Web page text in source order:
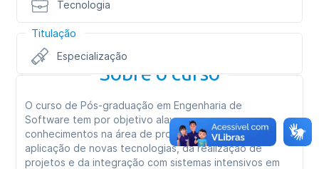
Tecnologia
Titulação
Especialização
Sobre o curso
O curso de Pós-graduação em Engenharia de
Software tem por objetivo alavancar os
conhecimentos na área de programação, a partir da
aplicação de novas tecnologias, da realização de
projetos e da integração com sistemas intensivos em